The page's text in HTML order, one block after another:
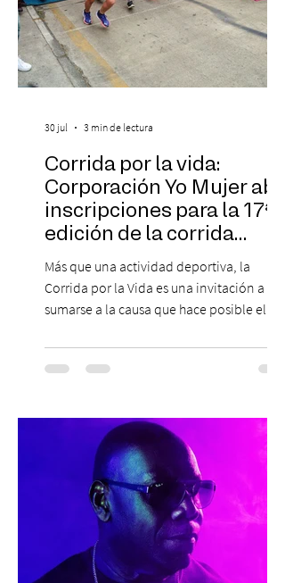
Corrida por la vida:
Corporación Yo Mujer abre
inscripciones para la 17ª
edición de la corrida
solidaria
Más que una actividad deportiva, la
Corrida por la Vida es una invitación a
sumarse a la causa que hace posible el
desarrolla durante todo el año: brindar
orientación, contención y apoyo
experiencia del cáncer de mama y a sus
familias, además de impulsar la detección
temprana, porque la información también
es una forma de acompañar. Con este
propósito, la Corporación realizará la 17ª
Corrida por la Vida, e
30 jul 3 min de lectura